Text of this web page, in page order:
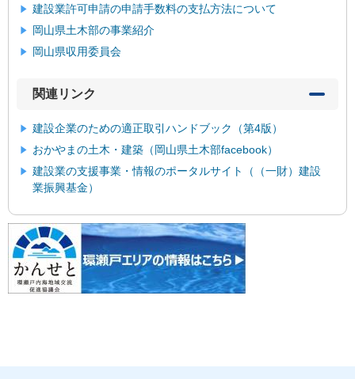
建設業許可申請の申請手数料の支払方法について
岡山県土木部の事業紹介
岡山県収用委員会
関連リンク
建設企業のための適正取引ハンドブック（第4版）
おかやまの土木・建築（岡山県土木部facebook）
建設業の支援事業・情報のポータルサイト（（一財）建設
業振興基金）